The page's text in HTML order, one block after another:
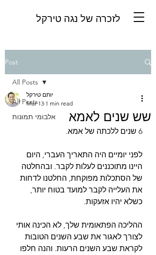
לזכרה של נגה טירקל
Post
All Posts
אלבומי תמונות
All Posts
שש שנים לאמא
יותם טירקל
Mar 13 1 min read
6 שנים ללכתה של אמא.
לפני יומיים היה התאריך העברי, היום
היינו מתוכננים לעלות לקבר. ובהחלטה
של הסתכלות מפוקחת, החלטנו לדחות
את העלייה לקבר למועד בטוח יותר,
כשלא יהיו אזעקות.
ההליכה הפתאומית שלך, לא הכינה אותי
לצורך לאגור את שבע השנים הטובות
לקראת שבע השנים הרעות. והנה חלפו